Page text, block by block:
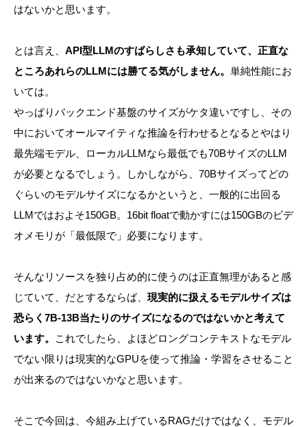
はないかと思います。
とは言え、 API型LLMのすばらしさも承知していて、正直な
ところあれらのLLMには勝てる気がしません。 単純性能にお
いては。
やっぱりバックエンド基盤のサイズがケタ違いですし、その
中においてオールマイティな推論を行わせるとなるとやはり
最先端モデル、ローカルLLMなら最低でも70BサイズのLLM
が必要となるでしょう。しかしながら、70Bサイズってどの
ぐらいのモデルサイズになるかというと、一般的に出回る
LLMではおよそ150GB。16bit floatで動かすには150GBのビデ
オメモリが「最低限で」必要になります。
そんなリソースを独り占め的に使うのは正直無理があると感
じていて、だとするならば、 現実的に扱えるモデルサイズは
恐らく7B-13B当たりのサイズになるのではないかと考えて
います。
これでしたら、よほどロングコンテキストなモデル
でない限りは現実的なGPUを使って推論・学習をさせること
が出来るのではないかなと思います。
そこで今回は、今組み上げているRAGだけではなく、モデル